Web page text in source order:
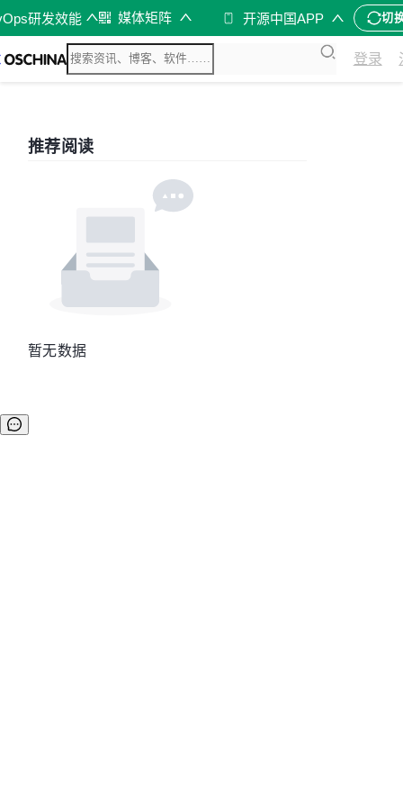
研发效能 媒体矩阵 开源中国APP 切
登录
推荐阅读
暂无数据